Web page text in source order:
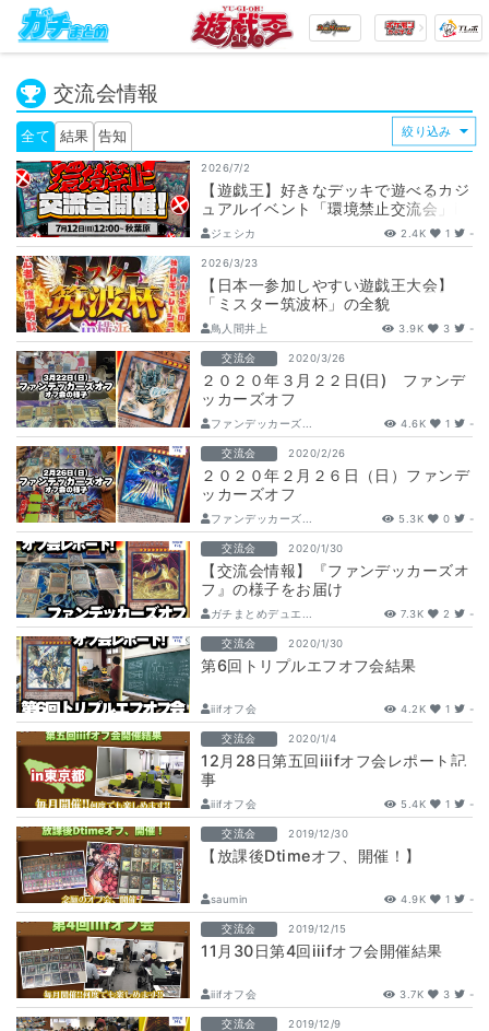
交流会情報
全て 結果 告知
2026/7/2
【遊戯王】好きなデッキで遊べるカジ
ュアルイベント「環境禁止交流会」in
秋葉原！3つの対戦レベルで復帰勢も
安心…
ジェシカ 2.4K 1 -
2026/3/23
【日本一参加しやすい遊戯王大会】
「ミスター筑波杯」の全貌
鳥人間井上 3.9K 3 -
交流会 2020/3/26
２０２０年３月２２日(日) ファンデ
ッカーズオフ
ファンデッカーズ... 4.6K 1 -
交流会 2020/2/26
２０２０年２月２６日（日）ファンデ
ッカーズオフ
ファンデッカーズ... 5.3K 0 -
交流会 2020/1/30
【交流会情報】『ファンデッカーズオ
フ』の様子をお届け
ガチまとめデュエ... 7.3K 2 -
交流会 2020/1/30
第6回トリプルエフオフ会結果
iiifオフ会 4.2K 1 -
交流会 2020/1/4
12月28日第五回iiifオフ会レポート記
事
iiifオフ会 5.4K 1 -
交流会 2019/12/30
【放課後Dtimeオフ、開催！】
saumin 4.9K 1 -
交流会 2019/12/15
11月30日第4回iiifオフ会開催結果
iiifオフ会 3.7K 3 -
交流会 2019/12/9